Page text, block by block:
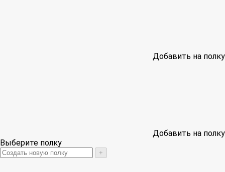
Добавить на полку
Добавить на полку
Выберите полку
+